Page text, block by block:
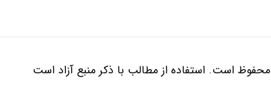
محفوظ است. استفاده از مطالب با ذکر منبع آزاد است